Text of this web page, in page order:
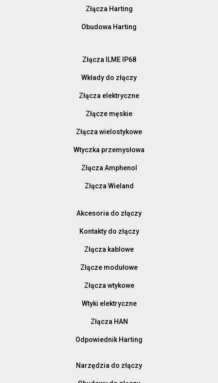
Złącza Harting
Obudowa Harting
Złącza ILME IP68
Wkłady do złączy
Złącza elektryczne
Złącze męskie
Złącza wielostykowe
Wtyczka przemysłowa
Złącza Amphenol
Złącza Wieland
Akcesoria do złączy
Kontakty do złączy
Złącza kablowe
Złącze modułowe
Złącza wtykowe
Wtyki elektryczne
Złącza HAN
Odpowiednik Harting
Narzędzia do złączy